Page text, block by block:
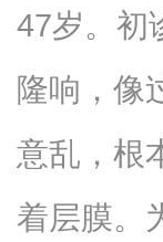
47岁。初
隆响，像
意乱，根
着层膜。